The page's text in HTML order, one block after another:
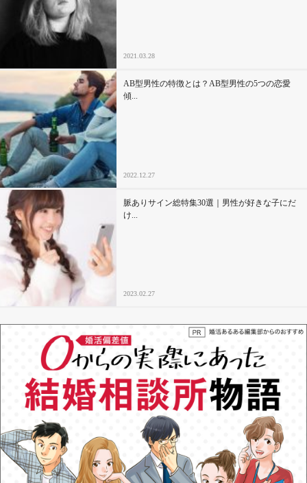
2021.03.28
AB型男性の特徴とは？AB型男性の5つの恋愛
傾...
2022.12.27
脈ありサイン総特集30選｜男性が好きな子にだ
け...
2023.02.27